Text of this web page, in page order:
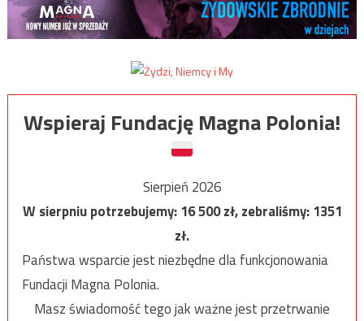
Wspieraj Fundację Magna Polonia!
Sierpień 2026
W sierpniu potrzebujemy:16 500zł, zebraliśmy:1351
zł.
Państwa wsparcie jest niezbędne dla funkcjonowania
Fundacji Magna Polonia.
Masz świadomość tego jak ważne jest przetrwanie